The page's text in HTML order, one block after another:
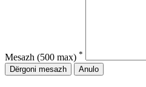
Mesazh (500 max) *
Dërgoni mesazh
Anulo